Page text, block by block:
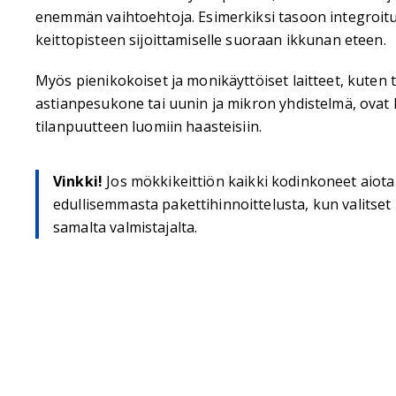
enemmän vaihtoehtoja. Esimerkiksi tasoon
keittopisteen sijoittamiselle suoraan ikkunan eteen.
Myös pienikokoiset ja monikäyttöiset laitteet, kuten
astianpesukone tai uunin ja mikron yhdistelmä, ovat
tilanpuutteen luomiin haasteisiin.
Vinkki! Jos mökkikeittiön kaikki kodinkoneet
edullisemmasta pakettihinnoittelusta, kun
samalta valmistajalta.